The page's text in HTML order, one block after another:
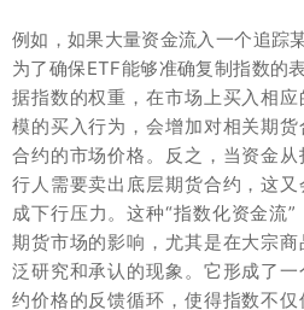
例如，如果大量资金流入一个追踪
为了确保ETF能够准确复制指数的
据指数的权重，在市场上买入相
模的买入行为，会增加对相关期
合约的市场价格。反之，当资金
行人需要卖出底层期货合约，这
成下行压力。这种“指数化资金
期货市场的影响，尤其是在大宗
泛研究和承认的现象。它形成了
约价格的反馈循环，使得指数不